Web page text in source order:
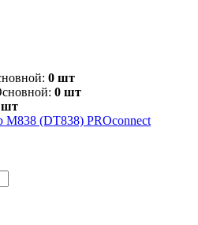
0 шт
0 шт
шт
M838 (DT838) PROconnect